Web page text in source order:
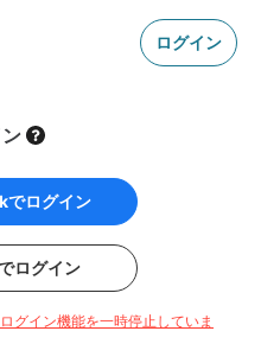
ログイン
でログイン
ログイン
グイン機能を一時停止していま